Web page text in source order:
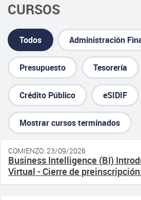
CURSOS
Todos Administración
Presupuesto Tesorería
Crédito Público eSIDIF
Mostrar cursos terminados
COMIENZO: 23/09/2026
Business Intelligence (BI)
Virtual - Cierre de